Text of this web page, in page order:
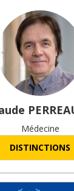
Médecine
DISTINCTIONS